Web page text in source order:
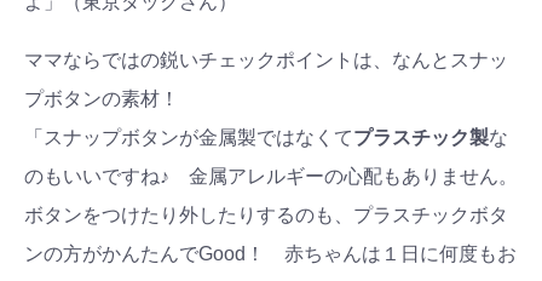
ママならではの鋭いチェックポイントは、なんとスナッ
プボタンの素材！
「スナップボタンが金属製ではなくてプラスチック製な
のもいいですね♪ 金属アレルギーの心配もありません。
ボタンをつけたり外したりするのも、プラスチックボタ
ンの方がかんたんでGood！ 赤ちゃんは１日に何度もお